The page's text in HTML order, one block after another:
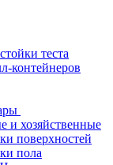
теста
контейнеров
и хозяйственные
поверхностей
пола